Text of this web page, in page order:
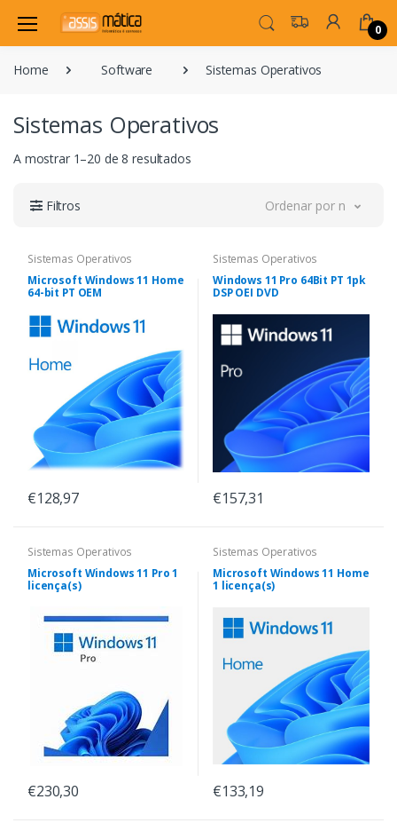
0
Home Software Sistemas Operativos
Sistemas Operativos
A mostrar 1–20 de 8 resultados
Filtros Ordenar por novidade
Sistemas Operativos
Microsoft Windows 11 Home
64-bit PT OEM
€128,97
Sistemas Operativos
Windows 11 Pro 64Bit PT 1pk
DSP OEI DVD
€157,31
Sistemas Operativos
Microsoft Windows 11 Pro 1
licença(s)
€230,30
Sistemas Operativos
Microsoft Windows 11 Home
1 licença(s)
€133,19